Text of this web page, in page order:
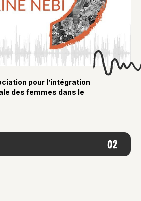
pour l’intégration
des femmes dans le
02